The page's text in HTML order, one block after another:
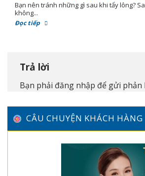
Bạn nên tránh những gì sau khi tẩy lông?
không...
Đọc tiếp
Trả lời
Bạn phải đăng nhập để gửi phản
CÂU CHUYỆN KHÁCH HÀNG